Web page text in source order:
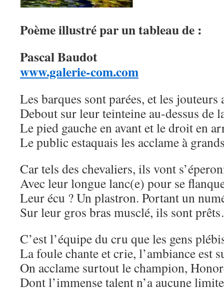
Poème illustré par un tableau de :
Pascal Baudot
www.galerie-com.com
Les barques sont parées, et les jouteurs
Debout sur leur teinteine au-dessus de
Le pied gauche en avant et le droit en
Le public estaquais les acclame à
Car tels des chevaliers, ils vont
Avec leur longue lanc(e) pour se
Leur écu ? Un plastron. Portant un
Sur leur gros bras musclé, ils sont
C’est l’équipe du cru que les gens
La foule chante et crie, l’ambiance est
On acclame surtout le champion,
Dont l’immense talent n’a aucune